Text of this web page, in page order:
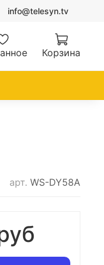
info@telesyn.tv
Корзина
арт. WS-DY58A